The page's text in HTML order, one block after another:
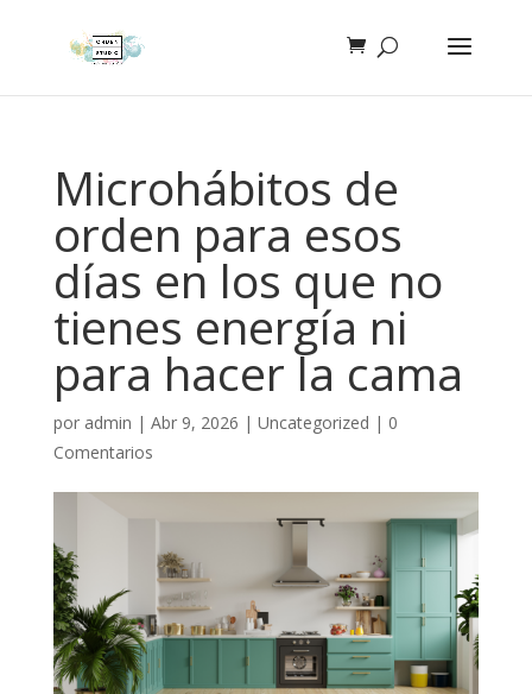
Microhábitos de
orden para esos
días en los que no
tienes energía ni
para hacer la cama
por admin | Abr 9, 2026 | Uncategorized | 0
Comentarios